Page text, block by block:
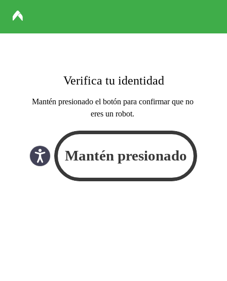
Verifica tu identidad
Mantén presionado el botón para confirmar que no
eres un robot.